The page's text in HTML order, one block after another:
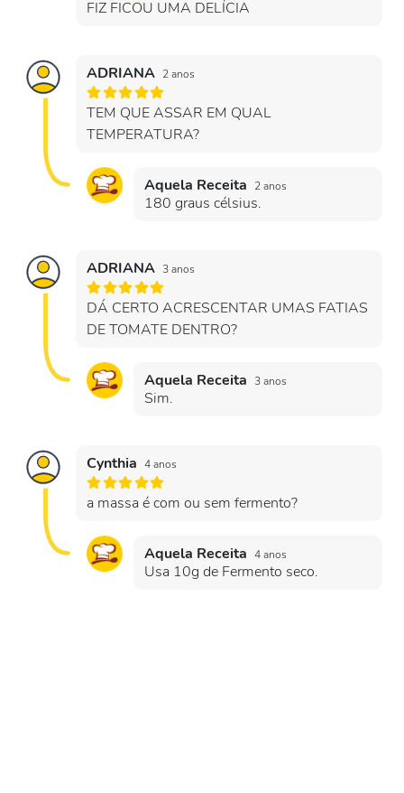
FIZ FICOU UMA DELÍCIA
ADRIANA 2 anos
TEM QUE ASSAR EM QUAL
TEMPERATURA?
Aquela Receita 2 anos
180 graus célsius.
ADRIANA 3 anos
DÁ CERTO ACRESCENTAR UMAS FATIAS
DE TOMATE DENTRO?
Aquela Receita 3 anos
Sim.
Cynthia 4 anos
a massa é com ou sem fermento?
Aquela Receita 4 anos
Usa 10g de Fermento seco.